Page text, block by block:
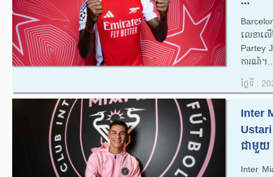
លេខាល
Partey
ការណ៍។
ថ្ងៃទី :
Inter
ជាមួយ
Inter